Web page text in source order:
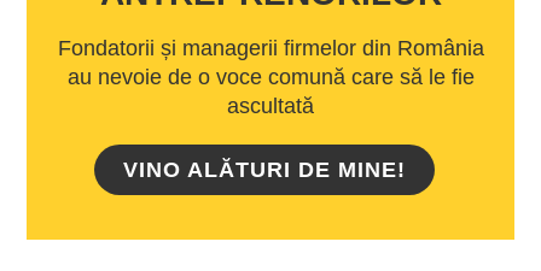
Fondatorii și managerii firmelor din România
au nevoie de o voce comună care să le fie
ascultată
VINO ALĂTURI DE MINE!